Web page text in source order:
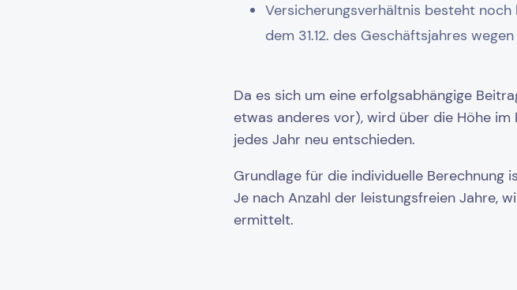
Versicherungsverhältnis besteht
dem 31.12. des Geschäftsjahres
Da es sich um eine erfolgsabhängige
etwas anderes vor), wird über die Höhe
jedes Jahr neu entschieden.
Grundlage für die individuelle Berechnung
Je nach Anzahl der leistungsfreien Jahre,
ermittelt.